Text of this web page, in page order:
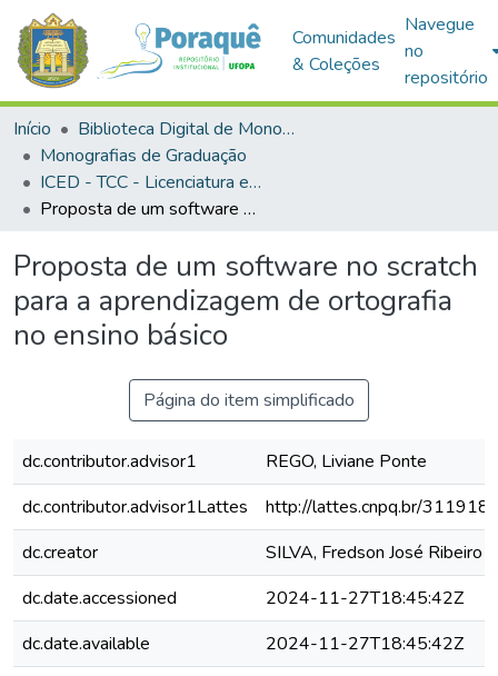
Comunidades
& Coleções
Navegue
no
repositório
Início
Biblioteca Digital de Monografias (BDM)
Monografias de Graduação
ICED - TCC - Licenciatura em Informática Educacional
Proposta de um software no scratch para a aprendizagem de ortografia no ensino básico
Proposta de um software no scratch
para a aprendizagem de ortografia
no ensino básico
Página do item simplificado
dc.contributor.advisor1
REGO, Liviane Ponte
dc.contributor.advisor1Lattes
http://lattes.cnpq.br/
dc.creator
SILVA, Fredson José Ribeiro
dc.date.accessioned
2024-11-27T18:45:42Z
dc.date.available
2024-11-27T18:45:42Z